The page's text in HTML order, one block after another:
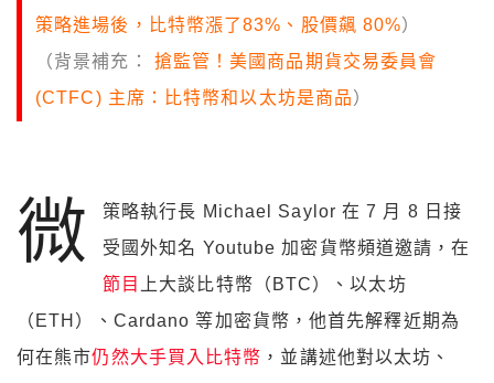
策略進場後，比特幣漲了83%、股價飆 80%）
（背景補充： 搶監管！美國商品期貨交易委員會
(CTFC) 主席：比特幣和以太坊是商品）
微
策略執行長 Michael Saylor 在 7 月 8 日接
受國外知名 Youtube 加密貨幣頻道邀請，在
節目
上大談比特幣（BTC）、以太坊
（ETH）、Cardano 等加密貨幣，他首先解釋近期為
何在熊市仍然大手買入比特幣 ，並講述他對以太坊、